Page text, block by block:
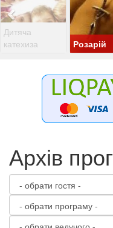
Дитяча
катехиза
Розарій
Архів